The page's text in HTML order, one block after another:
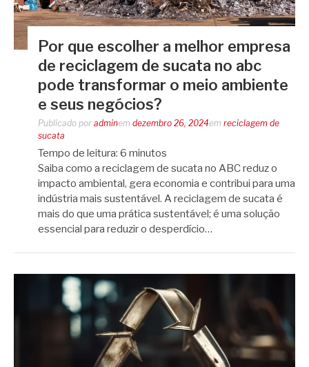
Por que escolher a melhor empresa
de reciclagem de sucata no abc
pode transformar o meio ambiente
e seus negócios?
Publicado por adminem dezembro 26, 2024em reciclagem de
sucata
Tempo de leitura: 6 minutos
Saiba como a reciclagem de sucata no ABC reduz o
impacto ambiental, gera economia e contribui para uma
indústria mais sustentável. A reciclagem de sucata é
mais do que uma prática sustentável; é uma solução
essencial para reduzir o desperdício…